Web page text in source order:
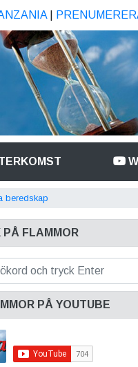
|
beredskap
PÅ FLAMMOR
PÅ YOUTUBE